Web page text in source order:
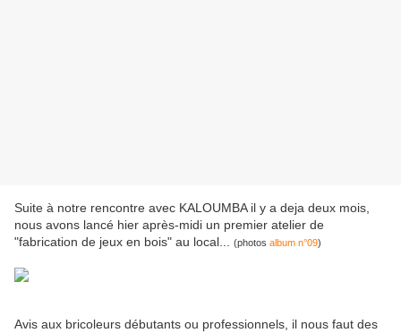
Suite à notre rencontre avec KALOUMBA il y a deja deux mois,
nous avons lancé hier après-midi un premier atelier de
"fabrication de jeux en bois" au local...
(photos album n°09)
Avis aux bricoleurs débutants ou professionnels, il nous faut des